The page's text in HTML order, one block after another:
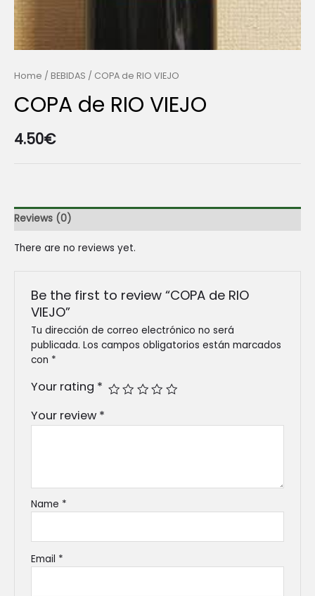
Home / BEBIDAS / COPA de RIO VIEJO
COPA de RIO VIEJO
4.50€
Reviews (0)
There are no reviews yet.
Be the first to review “COPA de RIO
VIEJO”
Tu dirección de correo electrónico no será
publicada. Los campos obligatorios están marcados
con *
Your rating *
Your review *
Name *
Email *